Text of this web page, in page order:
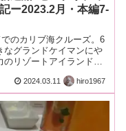
ー2023.2月・本編7-
のカリブ海クルーズ。6
なグランドケイマンにや
のリゾートアイランドは
2024.03.11 hiro1967